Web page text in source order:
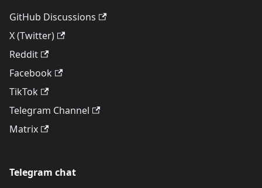
GitHub Discussions
X (Twitter)
Reddit
Facebook
TikTok
Telegram Channel
Matrix
Telegram chat